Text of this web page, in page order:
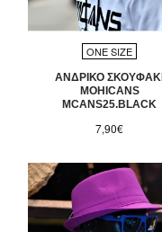
ONE SIZE
ΑΝΔΡΙΚΟ ΣΚΟΥΦΑΚΙ
MOHICANS
MCANS25.BLACK
7,90€